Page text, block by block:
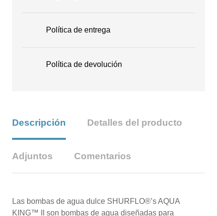
Política de entrega
Política de devolución
Descripción Detalles del producto
Adjuntos Comentarios
Las bombas de agua dulce SHURFLO®’s AQUA
KING™ II son bombas de agua diseñadas para